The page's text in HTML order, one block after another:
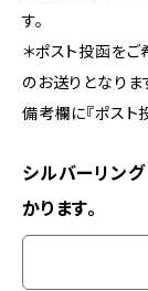
す。
＊ポスト投函をご
のお送りとなりま
備考欄に『ポスト
シルバーリン
かります。